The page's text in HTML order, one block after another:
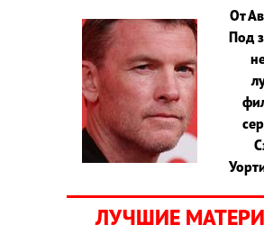
От
Под
ЛУЧШИЕ